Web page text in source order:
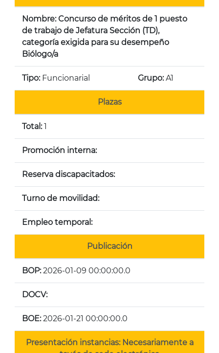
Nombre: Concurso de méritos de 1 puesto
de trabajo de Jefatura Sección (TD),
categoría exigida para su desempeño
Biólogo/a
Tipo:Funcionarial Grupo:A1
Plazas
Total:1
Promoción interna:
Reserva discapacitados:
Turno de movilidad:
Empleo temporal:
Publicación
BOP:2026-01-09 00:00:00.0
DOCV:
BOE:2026-01-21 00:00:00.0
Presentación instancias: Necesariamente a